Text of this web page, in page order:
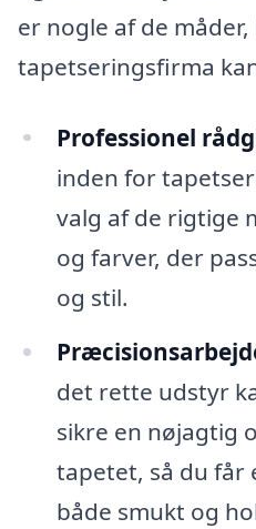
er nogle af de
tapetseringsfirma
Professionel
inden for
valg af de rigtige
og farver, der
og stil.
det rette udstyr
sikre en nøjagtig
tapetet, så du får
både smukt og